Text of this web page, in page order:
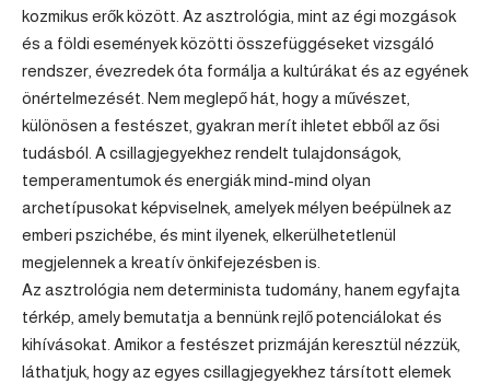
kozmikus erők között. Az asztrológia, mint az égi mozgások
és a földi események közötti összefüggéseket vizsgáló
rendszer, évezredek óta formálja a kultúrákat és az egyének
önértelmezését. Nem meglepő hát, hogy a művészet,
különösen a festészet, gyakran merít ihletet ebből az ősi
tudásból. A csillagjegyekhez rendelt tulajdonságok,
temperamentumok és energiák mind-mind olyan
archetípusokat képviselnek, amelyek mélyen beépülnek az
emberi pszichébe, és mint ilyenek, elkerülhetetlenül
megjelennek a kreatív önkifejezésben is.
Az asztrológia nem determinista tudomány, hanem egyfajta
térkép, amely bemutatja a bennünk rejlő potenciálokat és
kihívásokat. Amikor a festészet prizmáján keresztül nézzük,
láthatjuk, hogy az egyes csillagjegyekhez társított elemek